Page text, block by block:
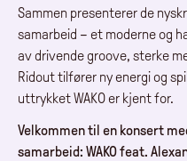
Sammen presenterer de
samarbeid – et moderne og
av drivende groove, sterke
Ridout tilfører ny energi og
uttrykket WAKO er kjent for.
Velkommen til en konsert
samarbeid: WAKO feat.